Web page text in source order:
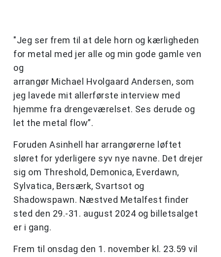
"Jeg ser frem til at dele horn og kærligheden
for metal med jer alle og min gode gamle ven
og
arrangør Michael Hvolgaard Andersen, som
jeg lavede mit allerførste interview med
hjemme fra drengeværelset. Ses derude og
let the metal flow”.
Foruden Asinhell har arrangørerne løftet
sløret for yderligere syv nye navne. Det drejer
sig om Threshold, Demonica, Everdawn,
Sylvatica, Bersærk, Svartsot og
Shadowspawn. Næstved Metalfest finder
sted den 29.-31. august 2024 og billetsalget
er i gang.
Frem til onsdag den 1. november kl. 23.59 vil